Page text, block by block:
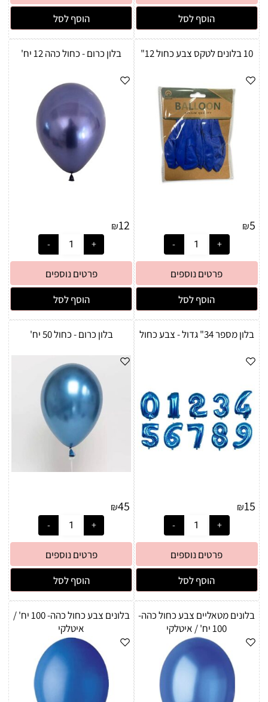
הוסף לסל
הוסף לסל
10 בלונים לטקס צבע כחול 12"
₪5
פרטים נוספים
הוסף לסל
בלון כרום - כחול כהה 12 יח'
₪12
פרטים נוספים
הוסף לסל
בלון מספר 34" גדול - צבע כחול
₪15
פרטים נוספים
הוסף לסל
בלון כרום - כחול 50 יח'
₪45
פרטים נוספים
הוסף לסל
בלונים מטאליים צבע כחול כהה-
100 יח' / איטלקי
בלונים צבע כחול כהה- 100 יח' /
איטלקי